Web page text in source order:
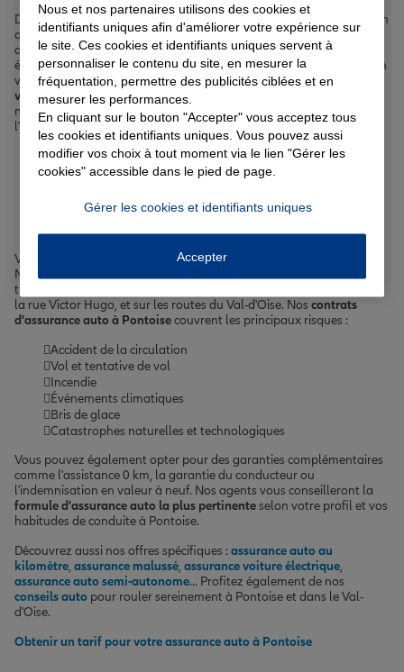
Découvrez nos différentes offres et obtenez un devis personnalisé en
quelques clics. Nos agents Allianz présents dans les diverses
agences de Pontoise et des communes avoisinantes sont à votre
écoute pour vous guider vers les garanties les plus pertinentes selon
votre situation et vos besoins. Que vous cherchiez àassurer votre
voiture, votre appartement, votre santé ou votre crédit immobilier,
nous avons la solution adaptée. Faites confiance à Allianz,
l'assureur expert de la protection des Pontoisiens !
Votre assurance auto, moto
ou scooter à Pontoise
Vous possédez une voiture, une moto ou un scooter à Pontoise ?
Nous vous proposons l'
pour circuler en toute
tranquillité dans les rues de la ville comme la rue de l'Hôtel-Dieu ou
la rue Victor Hugo, et sur les routes du Val-d'Oise. Nos contrats
d'assurance auto à Pontoisecouvrent les principaux risques :
Accident de la circulation
Vol et tentative de vol
Incendie
Événements climatiques
Bris de glace
Catastrophes naturelles et technologiques
Vous pouvez également opter pour des garanties complémentaires
comme l'assistance 0 km, la garantie du conducteur ou
l'indemnisation en valeur à neuf. Nos agents vous conseilleront la
formule d'assurance auto la plus pertinenteselon votre profil et vos
habitudes de conduite à Pontoise.
Découvrez aussi nos offres spécifiques : assurance auto au
kilomètre, assurance malussé, assurance voiture électrique,
assurance auto semi-autonome... Profitez également de nos
conseils auto pour rouler sereinement à Pontoise et dans le Val-
d'Oise.
Obtenir un tarif pour votre assurance auto à Pontoise
Nous et nos partenaires utilisons des cookies et
identifiants uniques afin d'améliorer votre expérience sur
le site. Ces cookies et identifiants uniques servent à
personnaliser le contenu du site, en mesurer la
fréquentation, permettre des publicités ciblées et en
mesurer les performances.
En cliquant sur le bouton "Accepter" vous acceptez tous
les cookies et identifiants uniques. Vous pouvez aussi
modifier vos choix à tout moment via le lien "Gérer les
cookies" accessible dans le pied de page.
Gérer les cookies et identifiants uniques
Accepter